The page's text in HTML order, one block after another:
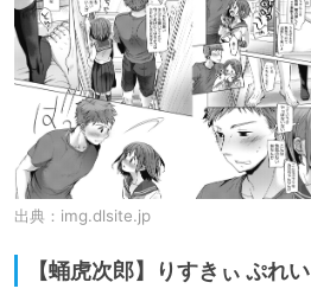
出典： img.dlsite.jp
【蛹虎次郎】りすきぃ ぷれい